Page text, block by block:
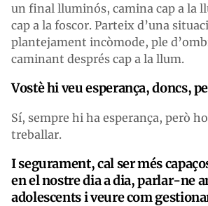
un final lluminós, camina cap a la
cap a la foscor. Parteix d’una
plantejament incòmode, ple
caminant després cap a la llum.
Vostè hi veu esperança, doncs,
Sí, sempre hi ha esperança, però
treballar.
I segurament, cal ser més
en el nostre dia a dia, parlar-ne
adolescents i veure com